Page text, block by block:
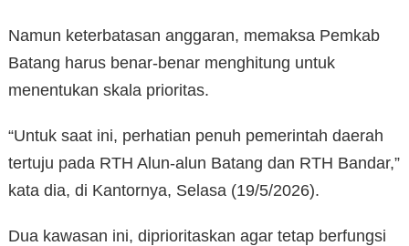
Namun keterbatasan anggaran, memaksa Pemkab
Batang harus benar-benar menghitung untuk
menentukan skala prioritas.
“Untuk saat ini, perhatian penuh pemerintah daerah
tertuju pada RTH Alun-alun Batang dan RTH Bandar,”
kata dia, di Kantornya, Selasa (19/5/2026).
Dua kawasan ini, diprioritaskan agar tetap berfungsi